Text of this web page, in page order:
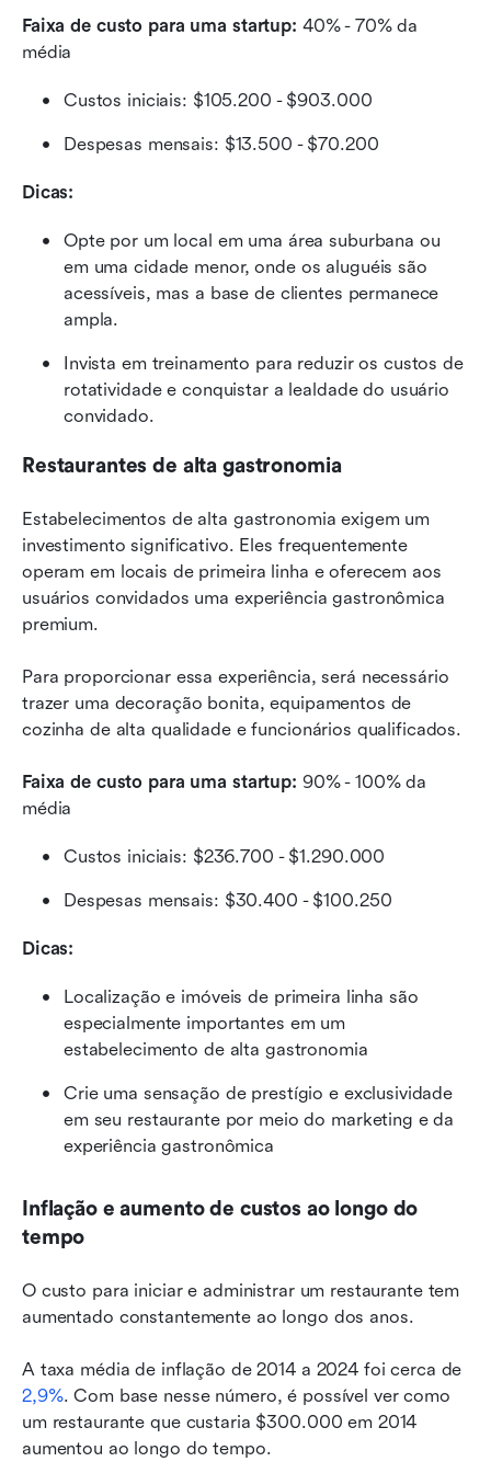
Faixa de custo para uma startup: 40% - 70% da
média
Custos iniciais: $105.200 - $903.000
Despesas mensais: $13.500 - $70.200
Dicas:
Opte por um local em uma área suburbana ou
em uma cidade menor, onde os aluguéis são
acessíveis, mas a base de clientes permanece
ampla.
Invista em treinamento para reduzir os custos de
rotatividade e conquistar a lealdade do usuário
convidado.
Restaurantes de alta gastronomia
Estabelecimentos de alta gastronomia exigem um
investimento significativo. Eles frequentemente
operam em locais de primeira linha e oferecem aos
usuários convidados uma experiência gastronômica
premium.
Para proporcionar essa experiência, será necessário
trazer uma decoração bonita, equipamentos de
cozinha de alta qualidade e funcionários qualificados.
Faixa de custo para uma startup: 90% - 100% da
média
Custos iniciais: $236.700 - $1.290.000
Despesas mensais: $30.400 - $100.250
Dicas:
Localização e imóveis de primeira linha são
especialmente importantes em um
estabelecimento de alta gastronomia
Crie uma sensação de prestígio e exclusividade
em seu restaurante por meio do marketing e da
experiência gastronômica
Inflação e aumento de custos ao longo do
tempo
O custo para iniciar e administrar um restaurante tem
aumentado constantemente ao longo dos anos.
2,9%. Com base nesse número, é possível ver como
um restaurante que custaria $300.000 em 2014
aumentou ao longo do tempo.